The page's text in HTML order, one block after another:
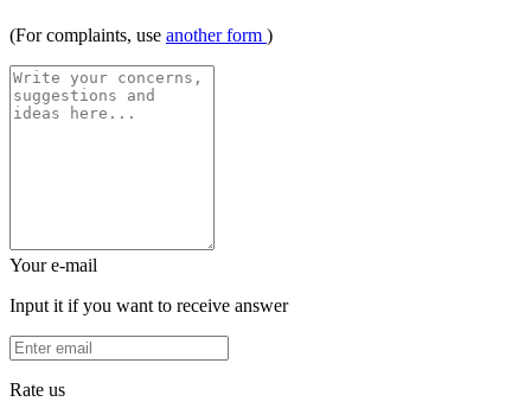
(For complaints, use another form )
Your e-mail
Input it if you want to receive answer
Rate us